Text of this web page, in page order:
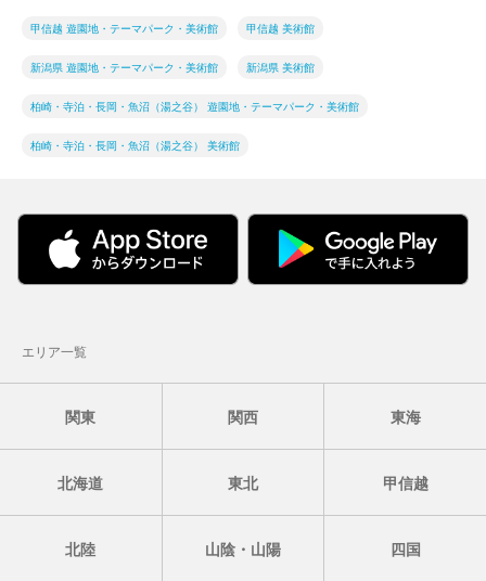
甲信越 遊園地・テーマパーク・美術館 甲信越 美術館
新潟県 遊園地・テーマパーク・美術館 新潟県 美術館
柏崎・寺泊・長岡・魚沼（湯之谷） 遊園地・テーマパーク・美術館
柏崎・寺泊・長岡・魚沼（湯之谷） 美術館
エリア一覧
関東 関西 東海
北海道 東北 甲信越
北陸 山陰・山陽 四国